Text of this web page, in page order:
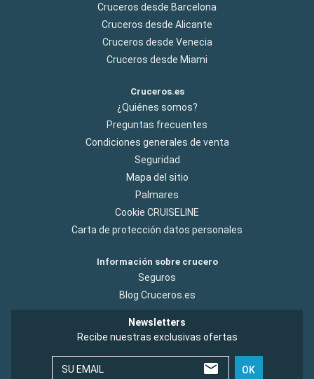
Cruceros desde Barcelona
Cruceros desde Alicante
Cruceros desde Venecia
Cruceros desde Miami
Cruceros.es
¿Quiénes somos?
Preguntas frecuentes
Condiciones generales de venta
Seguridad
Mapa del sitio
Palmares
Cookie CRUISELINE
Carta de protección datos personales
Información sobre crucero
Seguros
Blog Cruceros.es
Newsletters
Recibe nuestras exclusivas ofertas
SU EMAIL OK